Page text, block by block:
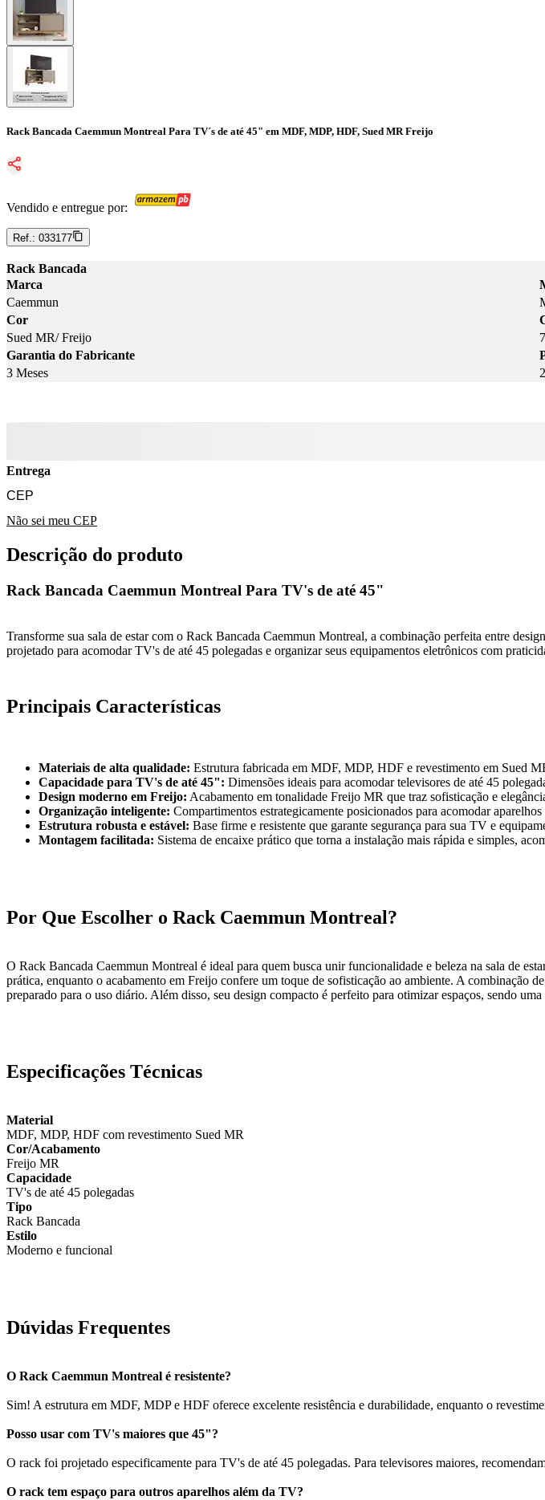
Rack Bancada Caemmun Montreal Para TV´s de até 45" em MDF, MDP, HDF, Sued MR Freijo
Vendido e entregue por:
Ref.: 033177
Rack Bancada
Marca
Caemmun
Cor
Sued MR/ Freijo
Garantia do Fabricante
3 Meses
Entrega
Não sei meu CEP
Descrição do produto
Rack Bancada Caemmun Montreal Para TV's de até 45"
Transforme sua sala de estar com o Rack Bancada Caemmun Montreal, a combinação perfeita entre
projetado para acomodar TV's de até 45 polegadas e organizar seus equipamentos eletrônicos com
Principais Características
Materiais de alta qualidade: Estrutura fabricada em MDF, MDP, HDF e revestimento em Sued
Capacidade para TV's de até 45": Dimensões ideais para acomodar televisores de até 45
Design moderno em Freijo: Acabamento em tonalidade Freijo MR que traz sofisticação e
Organização inteligente: Compartimentos estrategicamente posicionados para acomodar
Estrutura robusta e estável: Base firme e resistente que garante segurança para sua TV e
Montagem facilitada: Sistema de encaixe prático que torna a instalação mais rápida e simples,
Por Que Escolher o Rack Caemmun Montreal?
O Rack Bancada Caemmun Montreal é ideal para quem busca unir funcionalidade e beleza na sala de
prática, enquanto o acabamento em Freijo confere um toque de sofisticação ao ambiente. A
preparado para o uso diário. Além disso, seu design compacto é perfeito para otimizar espaços, sendo
Especificações Técnicas
Material
MDF, MDP, HDF com revestimento Sued MR
Cor/Acabamento
Freijo MR
Capacidade
TV's de até 45 polegadas
Tipo
Rack Bancada
Estilo
Moderno e funcional
Dúvidas Frequentes
O Rack Caemmun Montreal é resistente?
Sim! A estrutura em MDF, MDP e HDF oferece excelente resistência e durabilidade, enquanto o
Posso usar com TV's maiores que 45"?
O rack foi projetado especificamente para TV's de até 45 polegadas. Para televisores maiores,
O rack tem espaço para outros aparelhos além da TV?